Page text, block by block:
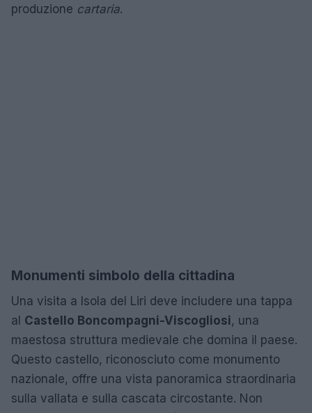
produzione cartaria.
Monumenti simbolo della cittadina
Una visita a Isola del Liri deve includere una tappa
al Castello Boncompagni-Viscogliosi, una
maestosa struttura medievale che domina il paese.
Questo castello, riconosciuto come monumento
nazionale, offre una vista panoramica straordinaria
sulla vallata e sulla cascata circostante. Non